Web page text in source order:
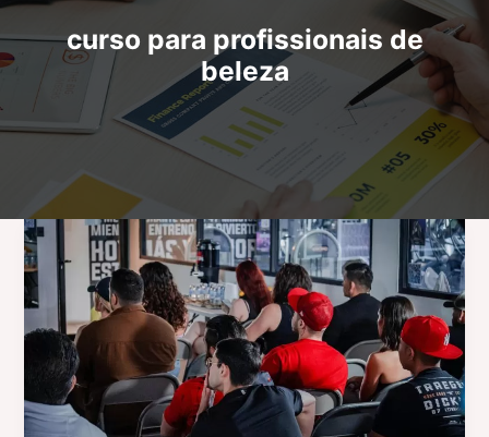
curso para profissionais de
beleza
Treinamento
capacitação
para
sua
equipe:
o
segredo